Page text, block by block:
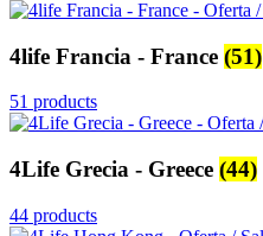
4life Francia - France (51)
51 products
4Life Grecia - Greece (44)
44 products